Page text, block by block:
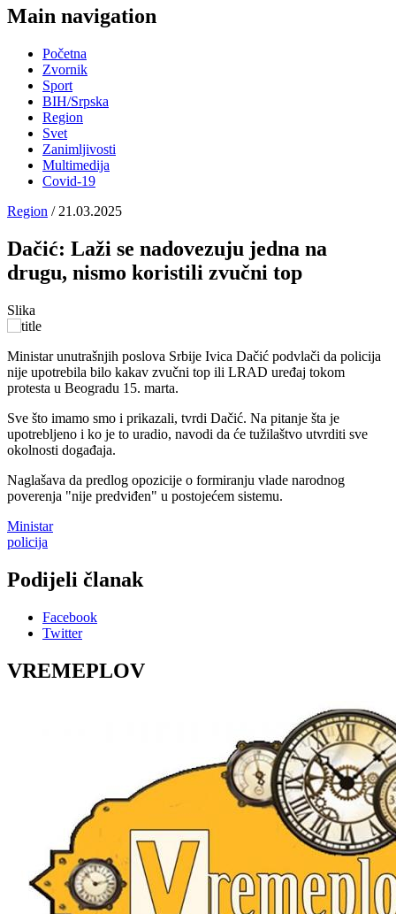
Main navigation
Početna
Zvornik
Sport
BIH/Srpska
Region
Svet
Zanimljivosti
Multimedija
Covid-19
Region / 21.03.2025
Dačić: Laži se nadovezuju jedna na
drugu, nismo koristili zvučni top
Slika
Ministar unutrašnjih poslova Srbije Ivica Dačić podvlači da policija
nije upotrebila bilo kakav zvučni top ili LRAD uređaj tokom
protesta u Beogradu 15. marta.
Sve što imamo smo i prikazali, tvrdi Dačić. Na pitanje šta je
upotrebljeno i ko je to uradio, navodi da će tužilaštvo utvrditi sve
okolnosti događaja.
Naglašava da predlog opozicije o formiranju vlade narodnog
poverenja "nije predviđen" u postojećem sistemu.
Ministar
policija
Podijeli članak
Facebook
Twitter
VREMEPLOV